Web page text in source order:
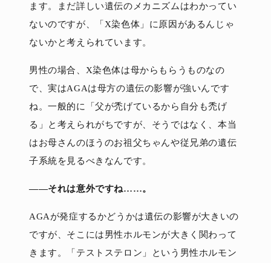
ます。まだ詳しい遺伝のメカニズムはわかってい
ないのですが、「X染色体」に原因があるんじゃ
ないかと考えられています。
男性の場合、X染色体は母からもらうものなの
で、実はAGAは母方の遺伝の影響が強いんです
ね。一般的に「父が禿げているから自分も禿げ
る」と考えられがちですが、そうではなく、本当
はお母さんのほうのお祖父ちゃんや従兄弟の遺伝
子系統を見るべきなんです。
――それは意外ですね……。
AGAが発症するかどうかは遺伝の影響が大きいの
ですが、そこには男性ホルモンが大きく関わって
きます。「テストステロン」という男性ホルモン